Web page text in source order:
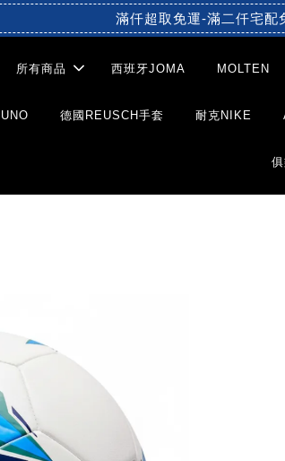
滿仟超取免運-滿二仟宅配
所有商品 西班牙JOMA MOLTEN
德國REUSCH手套 耐克NIKE